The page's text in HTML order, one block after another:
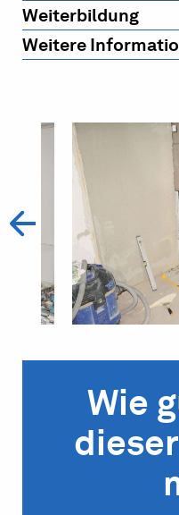
Weiterbildung
Weitere
Wie